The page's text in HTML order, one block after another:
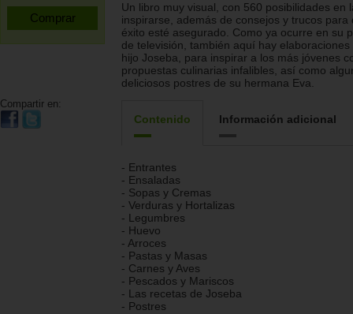
Compartir en:
Un libro muy visual, con 560 posibilidades en
inspirarse, además de consejos y trucos para
éxito esté asegurado. Como ya ocurre en su
de televisión, también aquí hay elaboraciones
hijo Joseba, para inspirar a los más jóvenes
propuestas culinarias infalibles, así como
deliciosos postres de su hermana Eva.
Contenido Información adicional
- Entrantes
- Ensaladas
- Sopas y Cremas
- Verduras y Hortalizas
- Legumbres
- Huevo
- Arroces
- Pastas y Masas
- Carnes y Aves
- Pescados y Mariscos
- Las recetas de Joseba
- Postres